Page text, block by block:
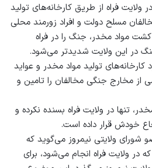
ولایت فراه از طریق کارخانه‌های تولید
مسلح دولت و افراد زورمند محلی
مواد مخدر، جنگ را در فراه
کارخانه‌های تولید مواد مخدر و عواید
مخارج جنگی مخالفان را تامین و
تنها در ولایت فراه بسنده نکرده و
خودش قرار داده است.
ولایتی نیمروز می‌گوید که
ولایت فراه انجام می‌شود، برای